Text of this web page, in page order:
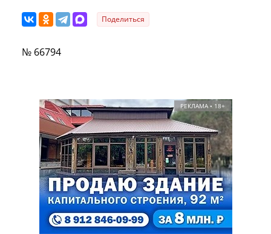
Поделиться
№ 66794
РЕКЛАМА • 18+